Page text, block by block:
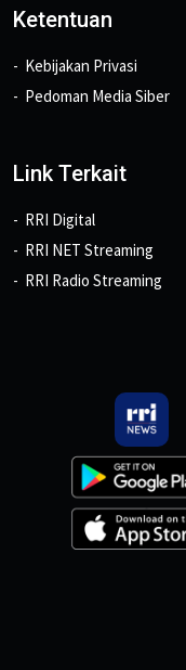
Ketentuan
Kebijakan Privasi
Pedoman Media Siber
Link Terkait
RRI Digital
RRI NET Streaming
RRI Radio Streaming